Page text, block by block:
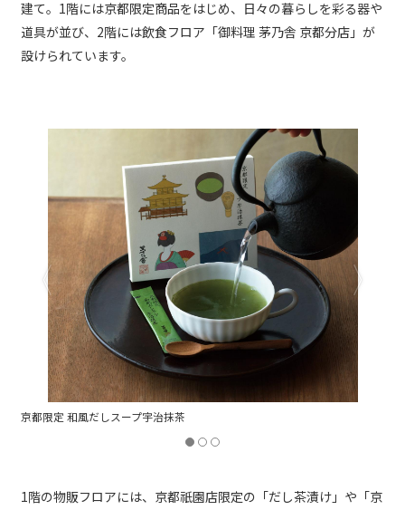
建て。1階には京都限定商品をはじめ、日々の暮らしを彩る器や
道具が並び、2階には飲食フロア「御料理 茅乃舎 京都分店」が
設けられています。
京都限定 和風だしスープ宇治抹茶
1階の物販フロアには、京都祇園店限定の「だし茶漬け」や「京